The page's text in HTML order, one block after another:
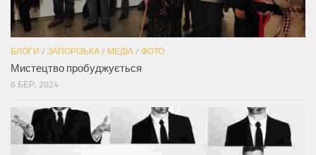
БЛОГИ / ЗАПОРІЗЬКА / МЕДІА / ФОТО
Мистецтво пробуджується
6 БЕР, 2024